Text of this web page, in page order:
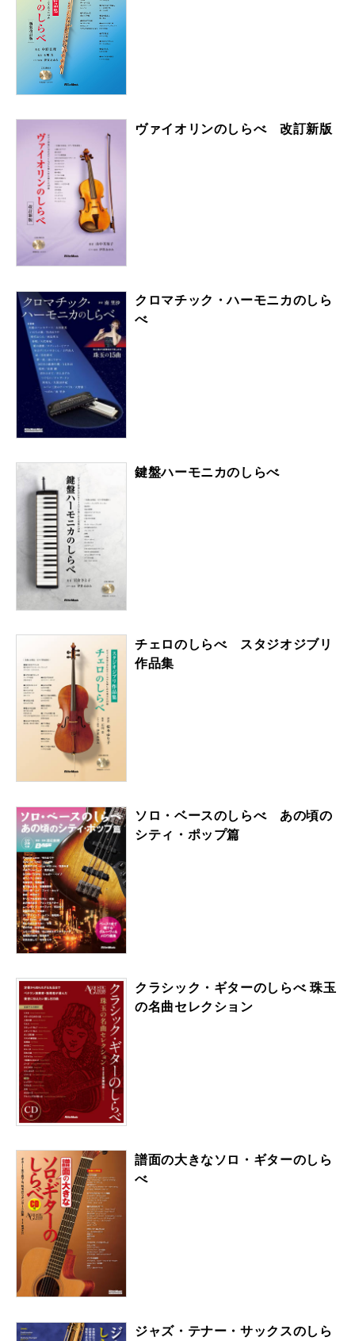
ヴァイオリンのしらべ 改訂新版
クロマチック・ハーモニカのしら
べ
鍵盤ハーモニカのしらべ
チェロのしらべ スタジオジブリ
作品集
ソロ・ベースのしらべ あの頃の
シティ・ポップ篇
クラシック・ギターのしらべ 珠玉
の名曲セレクション
譜面の大きなソロ・ギターのしら
べ
ジャズ・テナー・サックスのしら